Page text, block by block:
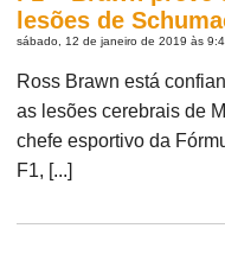
lesões de
sábado, 12 de janeiro de 2019 às
Ross Brawn está
as lesões cerebrais de
chefe esportivo da
F1, [...]